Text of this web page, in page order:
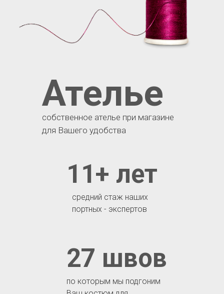
по которым мы подгоним
27 швов
средний стаж наших
портных - экспертов
11+ лет
Ателье
собственное ателье при магазине
для Вашего удобства